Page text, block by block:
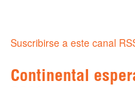
Suscribirse a este canal
Continental